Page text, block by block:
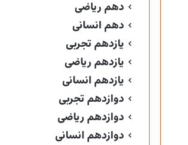
دهم ریاضی
دهم انسانی
یازدهم تجربی
یازدهم ریاضی
یازدهم انسانی
دوازدهم تجربی
دوازدهم ریاضی
دوازدهم انسانی